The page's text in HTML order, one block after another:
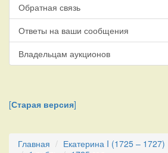
Обратная связь
Ответы на ваши сообщения
Владельцам аукционов
[Старая версия]
Главная Екатерина I (1725 – 1727)